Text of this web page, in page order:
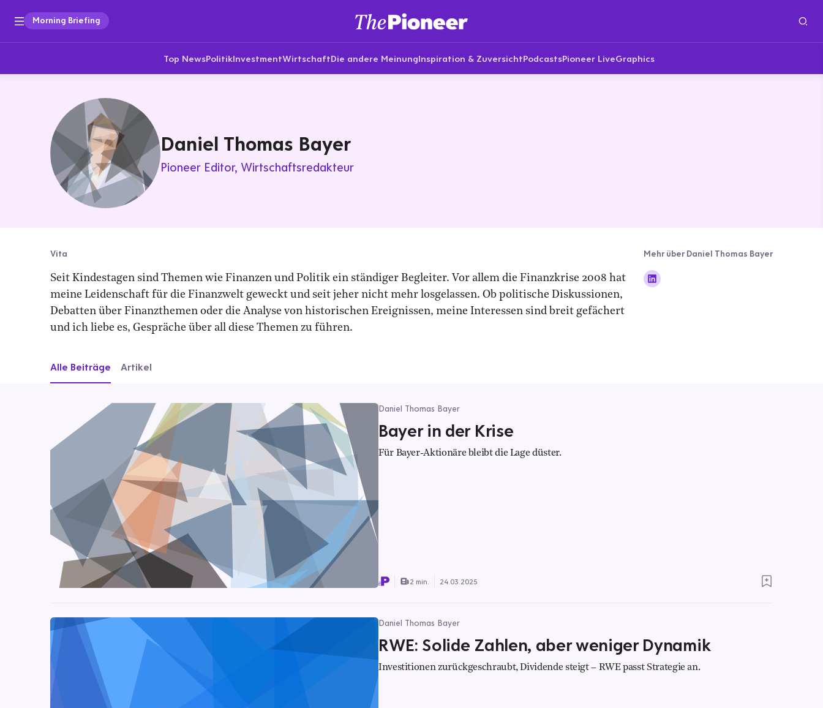
Morning Briefing
Top NewsPolitikInvestmentWirtschaftDie andere MeinungInspiration & ZuversichtPodcastsPioneer LiveGraphics
Daniel Thomas Bayer
Pioneer Editor Wirtschaftsredakteur
Vita
Seit Kindestagen sind Themen wie Finanzen und Politik ein ständiger Begleiter. Vor allem die Finanzkrise 2008 hat
meine Leidenschaft für die Finanzwelt geweckt und seit jeher nicht mehr losgelassen. Ob politische Diskussionen,
Debatten über Finanzthemen oder die Analyse von historischen Ereignissen, meine Interessen sind breit gefächert
und ich liebe es, Gespräche über all diese Themen zu führen.
Mehr über Daniel Thomas Bayer
Alle Beiträge Artikel
Daniel Thomas Bayer
Bayer in der Krise
Für Bayer-Aktionäre bleibt die Lage düster.
2 min. 24.03.2025
Daniel Thomas Bayer
RWE: Solide Zahlen, aber weniger Dynamik
Investitionen zurückgeschraubt, Dividende steigt – RWE passt Strategie an.